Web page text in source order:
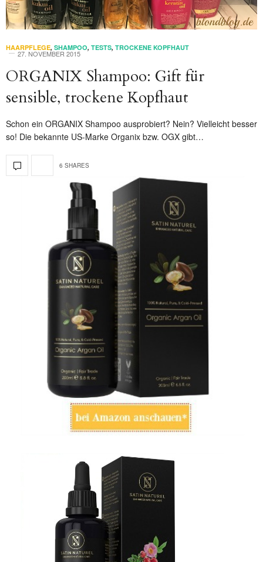
HAARPFLEGE, SHAMPOO, TESTS, TROCKENE KOPFHAUT
27. NOVEMBER 2015
ORGANIX Shampoo: Gift für
sensible, trockene Kopfhaut
Schon ein ORGANIX Shampoo ausprobiert? Nein? Vielleicht besser
so! Die bekannte US-Marke Organix bzw. OGX gibt…
6 SHARES